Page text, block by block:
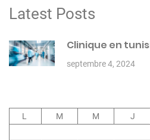
l
a
r
c
Latest Posts
Clinique en
septembre 4, 2024
L M M J